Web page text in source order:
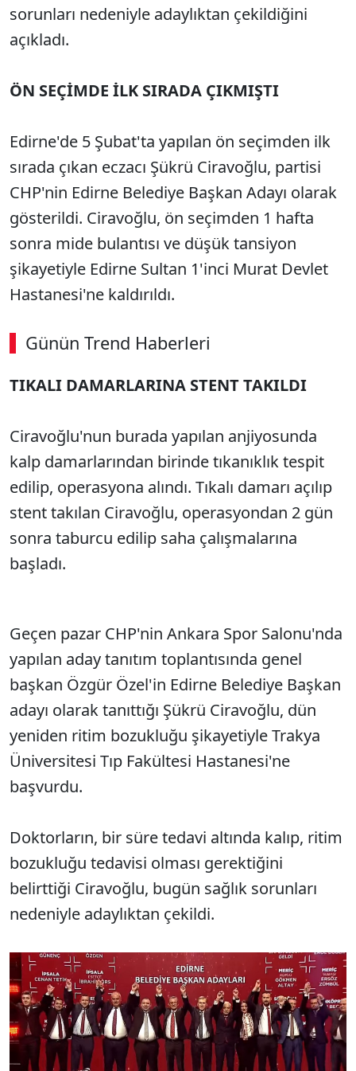
sorunları nedeniyle adaylıktan çekildiğini
açıkladı.
ÖN SEÇİMDE İLK SIRADA ÇIKMIŞTI
Edirne'de 5 Şubat'ta yapılan ön seçimden ilk
sırada çıkan eczacı Şükrü Ciravoğlu, partisi
CHP'nin Edirne Belediye Başkan Adayı olarak
gösterildi. Ciravoğlu, ön seçimden 1 hafta
sonra mide bulantısı ve düşük tansiyon
şikayetiyle Edirne Sultan 1'inci Murat Devlet
Hastanesi'ne kaldırıldı.
Günün Trend Haberleri
00:03 / 03:53
Sesi Aç
TIKALI DAMARLARINA STENT TAKILDI
Ciravoğlu'nun burada yapılan anjiyosunda
kalp damarlarından birinde tıkanıklık tespit
edilip, operasyona alındı. Tıkalı damarı açılıp
stent takılan Ciravoğlu, operasyondan 2 gün
sonra taburcu edilip saha çalışmalarına
başladı.
Geçen pazar CHP'nin Ankara Spor Salonu'nda
yapılan aday tanıtım toplantısında genel
başkan Özgür Özel'in Edirne Belediye Başkan
adayı olarak tanıttığı Şükrü Ciravoğlu, dün
yeniden ritim bozukluğu şikayetiyle Trakya
Üniversitesi Tıp Fakültesi Hastanesi'ne
başvurdu.
Doktorların, bir süre tedavi altında kalıp, ritim
bozukluğu tedavisi olması gerektiğini
belirttiği Ciravoğlu, bugün sağlık sorunları
nedeniyle adaylıktan çekildi.